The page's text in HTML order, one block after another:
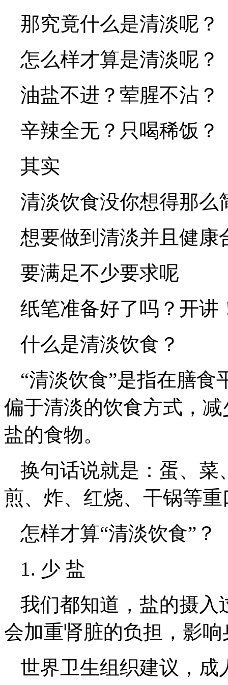
那究竟什么是清淡呢？
怎么样才算是清淡呢？
油盐不进？荤腥不沾？
辛辣全无？只喝稀饭？
其实
清淡饮食没你想得那么
想要做到清淡并且健康
要满足不少要求呢
纸笔准备好了吗？开讲
什么是清淡饮食？
“清淡饮食”是指在膳
偏于清淡的饮食方式，
盐的食物。
换句话说就是：蛋、菜
煎、炸、红烧、干锅等
怎样才算“清淡饮食”？
1. 少 盐
我们都知道，盐的摄入
会加重肾脏的负担，影
世界卫生组织建议，成